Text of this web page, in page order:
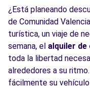
¿Está planeando
de Comunidad
turística, un viaje de
semana, el alquiler de
toda la libertad
alrededores a su
fácilmente su